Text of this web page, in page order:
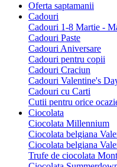
Oferta saptamanii
Cadouri
Cadouri 1-8 Martie -
Cadouri Paste
Cadouri Aniversare
Cadouri pentru copii
Cadouri Craciun
Cadouri Valentine's
Cadouri cu Carti
Cutii pentru orice
Ciocolata
Ciocolata Millennium
Ciocolata belgiana
Ciocolata belgiana
Trufe de ciocolata